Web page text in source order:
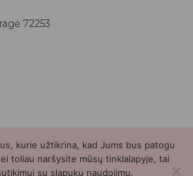
72253
2026 | Svetainė sukurtaMyra.lt
kurie užtikrina, kad Jums bus patogu
toliau naršysite mūsų tinklalapyje, tai
su slapukų naudojimu.